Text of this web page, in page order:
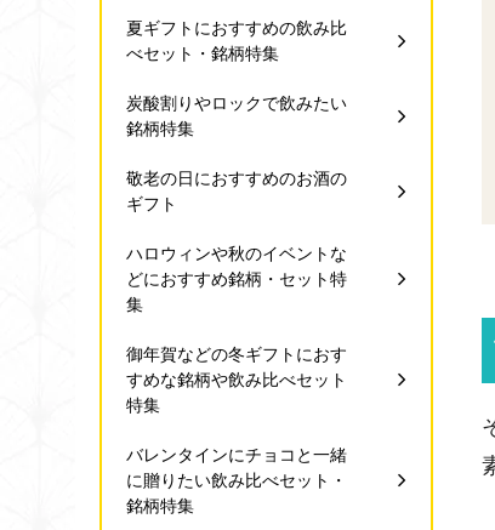
夏ギフトにおすすめの飲み比
べセット・銘柄特集
炭酸割りやロックで飲みたい
銘柄特集
敬老の日におすすめのお酒の
ギフト
ハロウィンや秋のイベントな
どにおすすめ銘柄・セット特
集
御年賀などの冬ギフトにおす
すめな銘柄や飲み比べセット
特集
バレンタインにチョコと一緒
に贈りたい飲み比べセット・
銘柄特集